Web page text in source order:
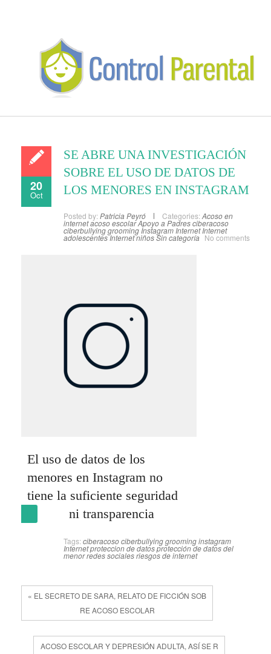
20
Oct
SE ABRE UNA INVESTIGACIÓN
SOBRE EL USO DE DATOS DE
LOS MENORES EN INSTAGRAM
Posted by: Patricia Peyró Categories: Acoso en
internetacoso escolarApoyo a Padresciberacoso
ciberbullyinggrooming Instagram Internet Internet
adolescentesInternet niñosSin categoría No comments
El uso de datos de los
menores en Instagram no
tiene la suficiente seguridad
ni transparencia
Tags: ciberacosociberbullyinggroominginstagram
Internetproteccion de datosprotección de datos del
menorredes socialesriesgos de internet
« EL SECRETO DE SARA, RELATO DE FICCIÓN SOB
RE ACOSO ESCOLAR
ACOSO ESCOLAR Y DEPRESIÓN ADULTA, ASÍ SE R